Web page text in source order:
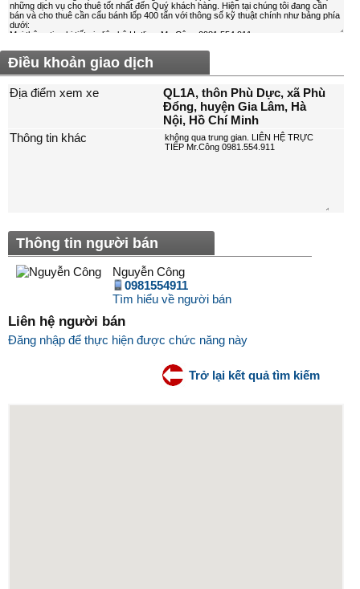
Điều khoản giao dịch
Địa điểm xem xe
QL1A, thôn Phù Dực, xã Phù
Đổng, huyện Gia Lâm, Hà
Nội, Hồ Chí Minh
Thông tin khác
Thông tin người bán
Nguyễn Công
0981554911
Tìm hiểu về người bán
Liên hệ người bán
Đăng nhập để thực hiện được chức năng này
Trở lại kết quả tìm kiếm